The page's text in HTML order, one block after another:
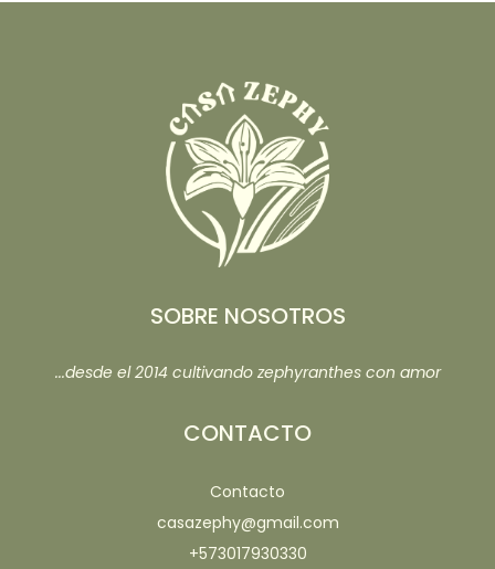
SOBRE NOSOTROS
...desde el 2014 cultivando zephyranthes con amor
CONTACTO
Contacto
casazephy@gmail.com
+573017930330